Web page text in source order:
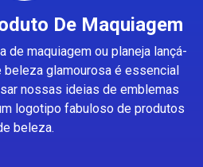
De Maquiagem
de maquiagem ou planeja lançá-
beleza glamourosa é essencial
nossas ideias de emblemas
logotipo fabuloso de produtos
beleza.